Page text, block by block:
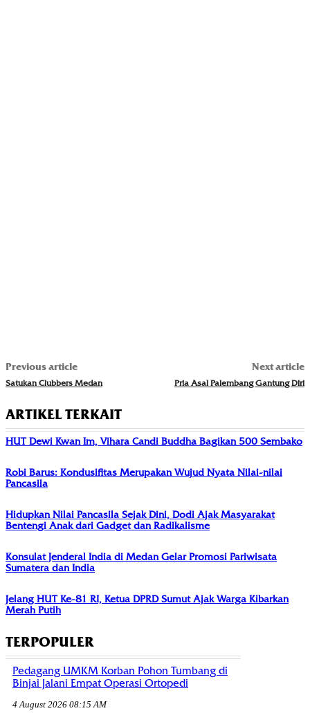
Previous article
Satukan Clubbers Medan
Next article
Pria Asal Palembang Gantung Diri
ARTIKEL TERKAIT
HUT Dewi Kwan Im, Vihara Candi Buddha Bagikan 500 Sembako
Robi Barus: Kondusifitas Merupakan Wujud Nyata Nilai-nilai
Pancasila
Hidupkan Nilai Pancasila Sejak Dini, Dodi Ajak Masyarakat
Bentengi Anak dari Gadget dan Radikalisme
Konsulat Jenderal India di Medan Gelar Promosi Pariwisata
Sumatera dan India
Jelang HUT Ke-81 RI, Ketua DPRD Sumut Ajak Warga Kibarkan
Merah Putih
TERPOPULER
Pedagang UMKM Korban Pohon Tumbang di
Binjai Jalani Empat Operasi Ortopedi
4 August 2026 08:15 AM